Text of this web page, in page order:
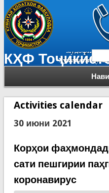
КҲФ
Activities calendar
30 июни 2021
Корҳои
сати пешгирии
коронавирус